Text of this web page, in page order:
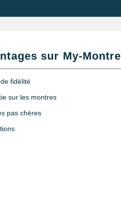
sur My-Montre
fidélité
sur les montres
pas chères